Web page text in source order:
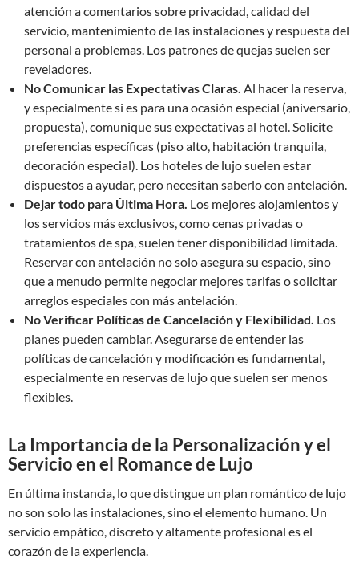
atención a comentarios sobre privacidad, calidad del
servicio, mantenimiento de las instalaciones y respuesta del
personal a problemas. Los patrones de quejas suelen ser
reveladores.
No Comunicar las Expectativas Claras. Al hacer la reserva,
y especialmente si es para una ocasión especial (aniversario,
propuesta), comunique sus expectativas al hotel. Solicite
preferencias específicas (piso alto, habitación tranquila,
decoración especial). Los hoteles de lujo suelen estar
dispuestos a ayudar, pero necesitan saberlo con antelación.
Dejar todo para Última Hora. Los mejores alojamientos y
los servicios más exclusivos, como cenas privadas o
tratamientos de spa, suelen tener disponibilidad limitada.
Reservar con antelación no solo asegura su espacio, sino
que a menudo permite negociar mejores tarifas o solicitar
arreglos especiales con más antelación.
No Verificar Políticas de Cancelación y Flexibilidad. Los
planes pueden cambiar. Asegurarse de entender las
políticas de cancelación y modificación es fundamental,
especialmente en reservas de lujo que suelen ser menos
flexibles.
La Importancia de la Personalización y el
Servicio en el Romance de Lujo
En última instancia, lo que distingue un plan romántico de lujo
no son solo las instalaciones, sino el elemento humano. Un
servicio empático, discreto y altamente profesional es el
corazón de la experiencia.